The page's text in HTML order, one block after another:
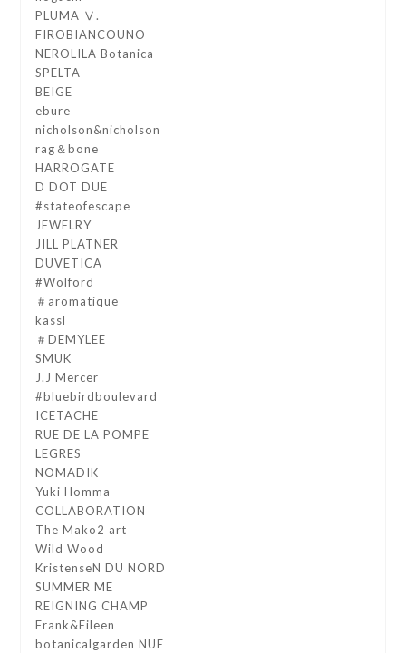
PLUMA Ⅴ.
FIROBIANCOUNO
NEROLILA Botanica
SPELTA
BEIGE
ebure
nicholson&nicholson
rag＆bone
HARROGATE
D DOT DUE
#stateofescape
JEWELRY
JILL PLATNER
DUVETICA
#Wolford
＃aromatique
kassl
＃DEMYLEE
SMUK
J.J Mercer
#bluebirdboulevard
ICETACHE
RUE DE LA POMPE
LEGRES
NOMADIK
Yuki Homma
COLLABORATION
The Mako2 art
Wild Wood
KristenseN DU NORD
SUMMER ME
REIGNING CHAMP
Frank&Eileen
botanicalgarden NUE